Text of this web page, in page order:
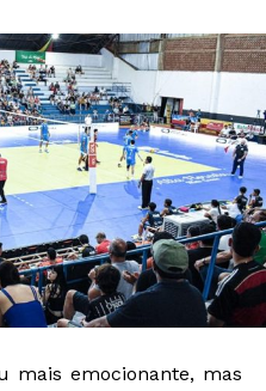
mais emocionante, mas